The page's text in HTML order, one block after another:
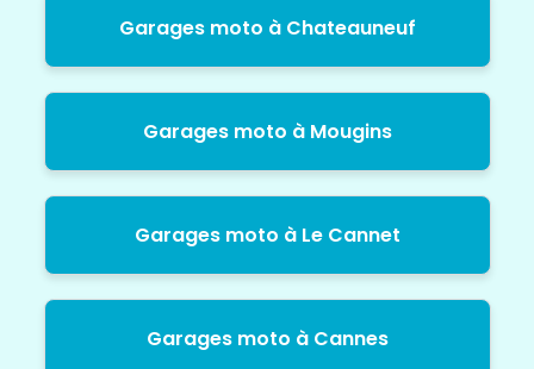
Garages moto à Chateauneuf
Garages moto à Mougins
Garages moto à Le Cannet
Garages moto à Cannes